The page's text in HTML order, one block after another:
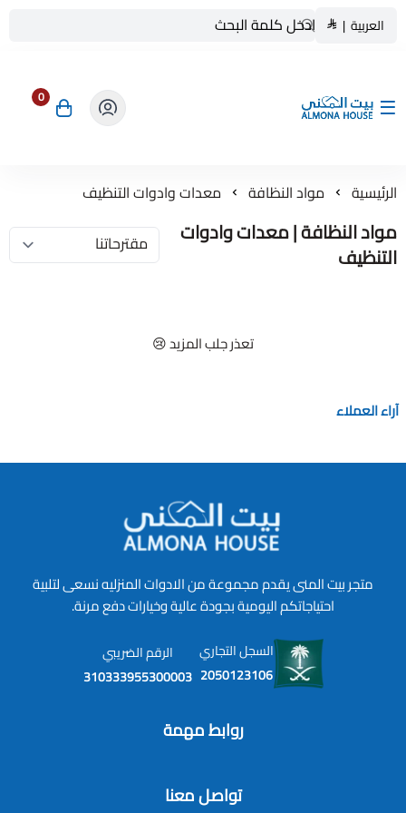
العربية |
بيت المنى ALMONA HOUSE
0
الرئيسية مواد النظافة معدات وادوات التنظيف
مواد النظافة | معدات وادوات
التنظيف
تعذر جلب المزيد 😢
آراء العملاء
متجر بيت المنى يقدم مجموعة من الادوات المنزليه نسعى لتلبية
احتياجاتكم اليومية بجودة عالية وخيارات دفع مرنة.
السجل التجاري
2050123106
الرقم الضريبي
310333955300003
روابط مهمة
تواصل معنا